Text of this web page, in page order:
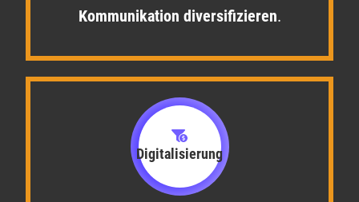
Kommunikation diversifizieren.​
Digitalisierung